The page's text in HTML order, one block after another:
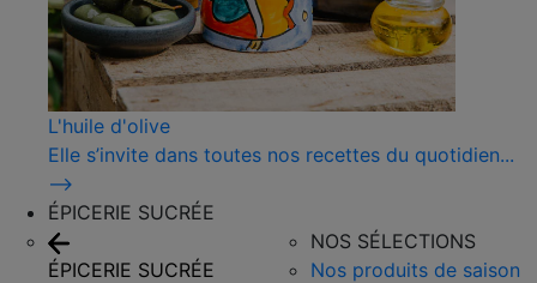
L'huile d'olive
Elle s’invite dans toutes nos recettes du quotidien...
⟶
ÉPICERIE SUCRÉE
ÉPICERIE SUCRÉE
NOS SÉLECTIONS
Nos produits de saison